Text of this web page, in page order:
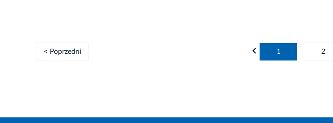
< Poprzedni 1 2